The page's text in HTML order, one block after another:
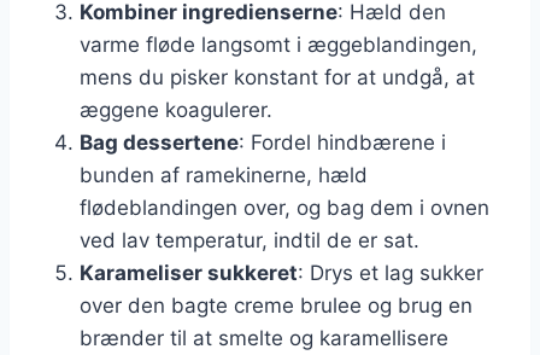
Kombiner ingredienserne: Hæld den
varme fløde langsomt i æggeblandingen,
mens du pisker konstant for at undgå, at
æggene koagulerer.
Bag dessertene: Fordel hindbærene i
bunden af ramekinerne, hæld
flødeblandingen over, og bag dem i ovnen
ved lav temperatur, indtil de er sat.
Karameliser sukkeret: Drys et lag sukker
over den bagte creme brulee og brug en
brænder til at smelte og karamellisere